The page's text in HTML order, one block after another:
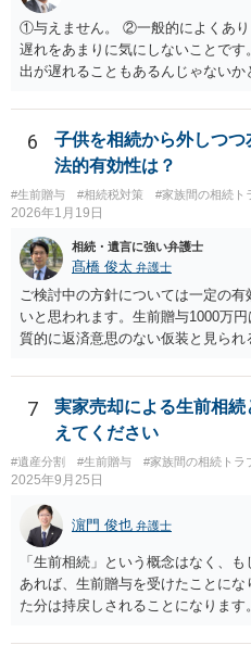
①与えません。 ②一般的によくあ
遅れをあまりに気にしないことで
出が遅れることもあるんじゃない
6
子供を相続から外しつ
法的有効性は？
#生前贈与 #相続税対策 #家族間の相続ト
2026年1月19日
相続・遺言に強い弁護士
髙橋 俊太 弁護士
ご検討中の方針については一定の
いと思われます。生前贈与1000万
質的に返済意思のない仮装と見ら
法として考えられるものとしては
産を信託口に移し、受託者（信頼
・生存中はあなたの生活費・介護
体へ と使途を厳格に指定。相続で
与を大きく排除できます。 ②遺言＋
に残し、余剰資金で受取人を友人
相続財産とは別枠で、遺留分対策
因贈与 「介護・見守り等を条件に
不履行なら無効にでき、老後の安
除条件 慈善団体への寄附を予約し
を設定。 などがあり得るかと思われ
7
実家売却による生前相
えてください
#遺産分割 #生前贈与 #家族間の相続トラ
2025年9月25日
濵門 俊也 弁護士
「生前相続」という概念はなく、
あれば、生前贈与を受けたことに
た分は持戻しされることになります。